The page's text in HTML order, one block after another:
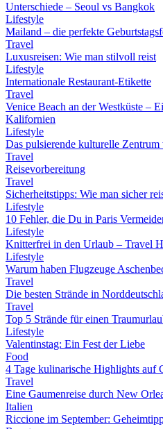
Unterschiede – Seoul vs Bangkok
Lifestyle
Mailand – die perfekte
Travel
Luxusreisen: Wie man stilvoll reist
Lifestyle
Internationale Restaurant-Etikette
Travel
Venice Beach an der Westküste –
Kalifornien
Lifestyle
Das pulsierende kulturelle
Travel
Reisevorbereitung
Travel
Sicherheitstipps: Wie man sicher
Lifestyle
10 Fehler, die Du in Paris
Lifestyle
Knitterfrei in den Urlaub – Travel
Lifestyle
Warum haben Flugzeuge
Travel
Die besten Strände in
Travel
Top 5 Strände für einen
Lifestyle
Valentinstag: Ein Fest der Liebe
Food
4 Tage kulinarische Highlights auf
Travel
Eine Gaumenreise durch New
Italien
Riccione im September: